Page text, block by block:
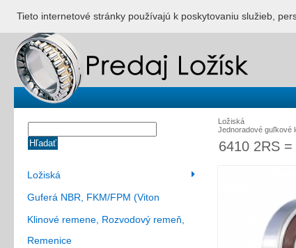
ÚVOD
Hľadať
Ložiská
Guferá NBR, FKM/FPM (Viton
Klinové remene, Rozvodový remeň,
Remenice
Ložiská
Jednoradové guľkové
6410 2RS =
Tieto internetové stránky používajú k poskytovaniu služieb,